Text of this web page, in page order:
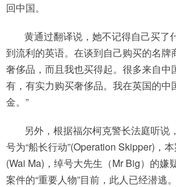
回中国。
黄通过翻译说，她不记得自己买了
到流利的英语。在谈到自己购买的名牌
奢侈品，而且我也买得起。很多来自中
有，有实力购买奢侈品。我在英国的中
金。”
另外，根据福尔柯克警长法庭听说
号为“船长行动”(Operation Skipper)，
(Wai Ma)，绰号大先生（Mr Big）的嫌
案件的“重要人物”目前，此人已经潜逃。